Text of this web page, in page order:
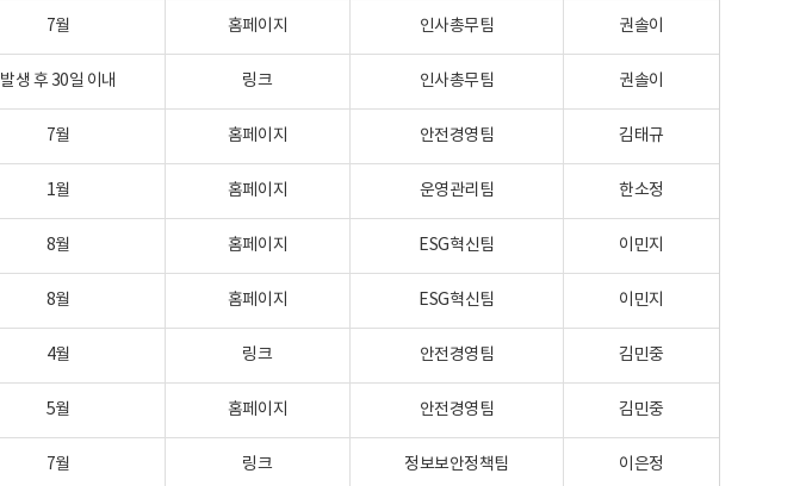
7월 홈페이지 인사총무팀 권솔이
발생 후 30일 이내 링크 인사총무팀 권솔이
7월 홈페이지 안전경영팀 김태규
1월 홈페이지 운영관리팀 한소정
8월 홈페이지 ESG혁신팀 이민지
8월 홈페이지 ESG혁신팀 이민지
4월 링크 안전경영팀 김민중
5월 홈페이지 안전경영팀 김민중
7월 링크 정보보안정책팀 이은정